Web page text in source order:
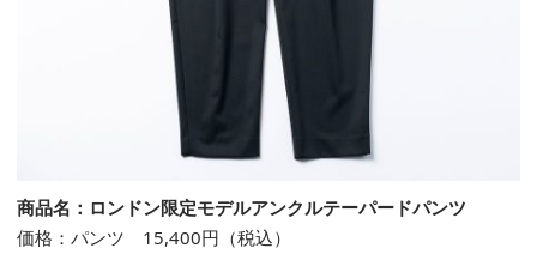
商品名：ロンドン限定モデルアンクルテーパードパンツ
価格：パンツ 15,400円（税込）